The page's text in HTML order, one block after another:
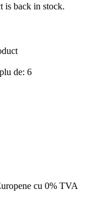
is back in stock.
de: 6
cu 0% TVA